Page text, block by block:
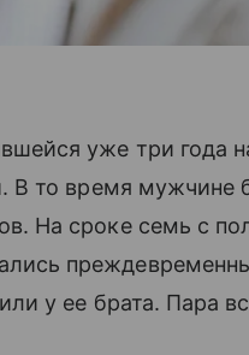
уже три года
В то время мужчине
На сроке семь с
у ее брата. Пара